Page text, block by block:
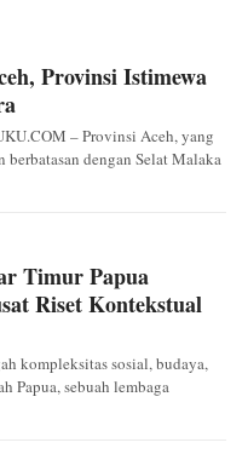
Provinsi Istimewa
– Provinsi Aceh, yang
dengan Selat Malaka
Timur Papua
Riset Kontekstual
kompleksitas sosial, budaya,
Papua, sebuah lembaga